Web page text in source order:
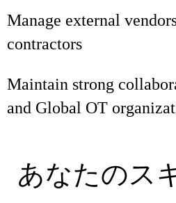
Manage external
contractors
Maintain strong
and Global OT
あなたのス